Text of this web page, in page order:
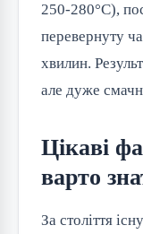
250-280°C),
перевернуту
хвилин.
але дуже
Цікаві
варто
За століття